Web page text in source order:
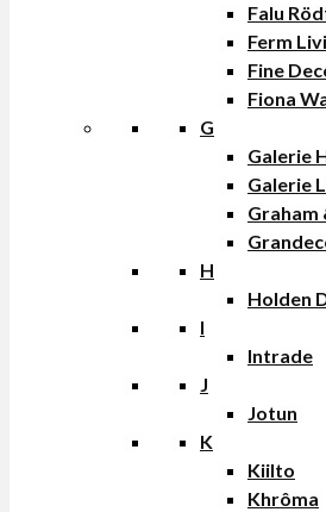
Falu
Ferm
Fine
Fiona
G
Galerie
Galerie
Graham
H
Holden
I
Intrade
J
Jotun
K
Kiilto
Khrôma